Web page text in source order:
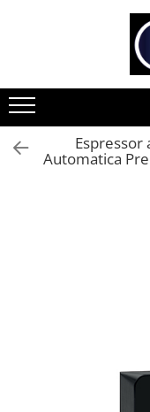
Cafea
Cafea Boabe
Capsule CafeaEspressor
Automatica